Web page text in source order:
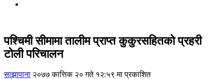
पश्चिमी सीमामा तालीम प्राप्त कुकुरसहितको प्रहरी
टोली परिचालन
साझापाना २०७७ कात्तिक २० गते १२:५९ मा प्रकाशित